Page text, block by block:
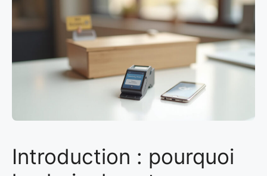
Introduction : pourquoi